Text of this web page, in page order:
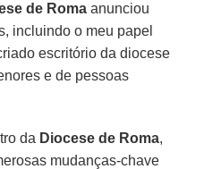
de Roma anunciou
incluindo o meu papel
escritório da diocese
e de pessoas
da Diocese de Roma,
mudanças-chave